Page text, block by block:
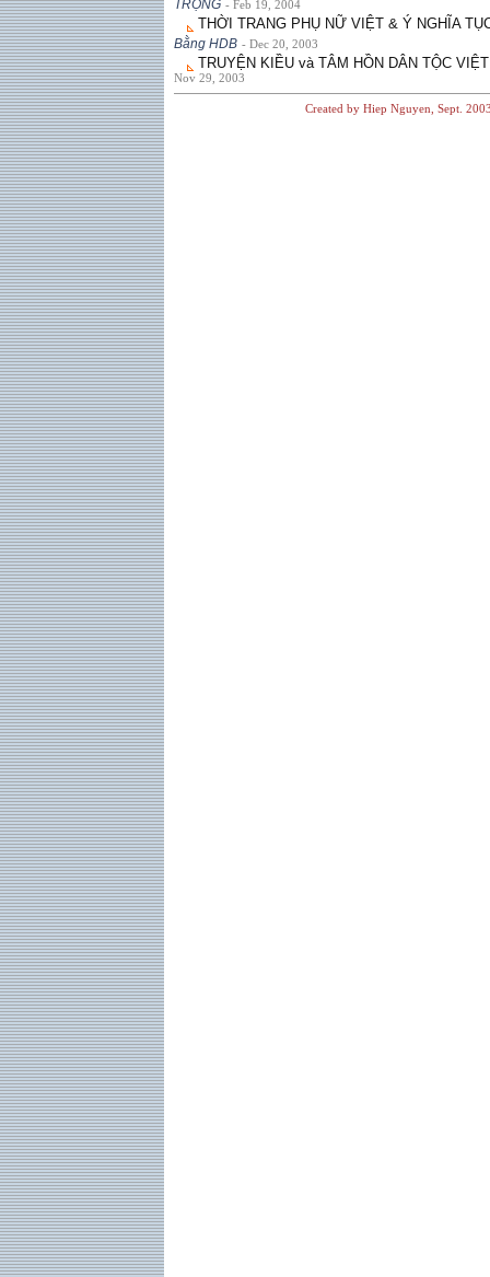
TRỌNG - Feb 19, 2004
THỜI TRANG PHỤ NỮ VIỆT & Ý NGHĨA
Bằng HDB - Dec 20, 2003
TRUYỆN KIỀU và TÂM HỒN DÂN TỘC VIỆT
Nov 29, 2003
Created by Hiep Nguyen, Sept.